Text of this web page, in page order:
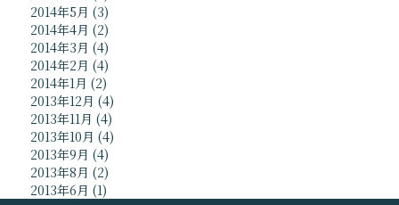
2014年5月 (3)
2014年4月 (2)
2014年3月 (4)
2014年2月 (4)
2014年1月 (2)
2013年12月 (4)
2013年11月 (4)
2013年10月 (4)
2013年9月 (4)
2013年8月 (2)
2013年6月 (1)